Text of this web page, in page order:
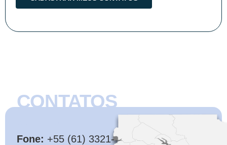
CONTATOS
Fone: +55 (61) 3321-